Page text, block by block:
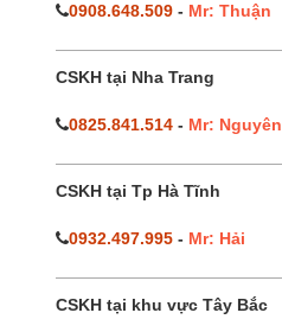
0908.648.509- Mr: Thuận
CSKH tại Nha Trang
0825.841.514- Mr: Nguyên
CSKH tại Tp Hà Tĩnh
0932.497.995- Mr: Hải
CSKH tại khu vực Tây Bắc